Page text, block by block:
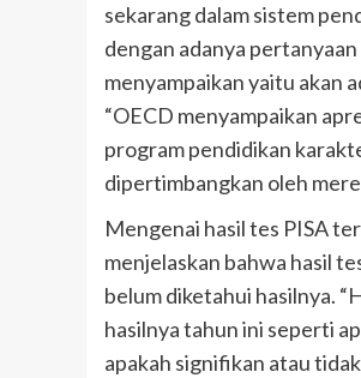
sekarang dalam sistem
dengan adanya
menyampaikan yaitu akan
“OECD menyampaikan
program pendidikan
dipertimbangkan oleh
Mengenai hasil tes PISA
menjelaskan bahwa hasil
belum diketahui hasilnya.
hasilnya tahun ini seperti
apakah signifikan atau